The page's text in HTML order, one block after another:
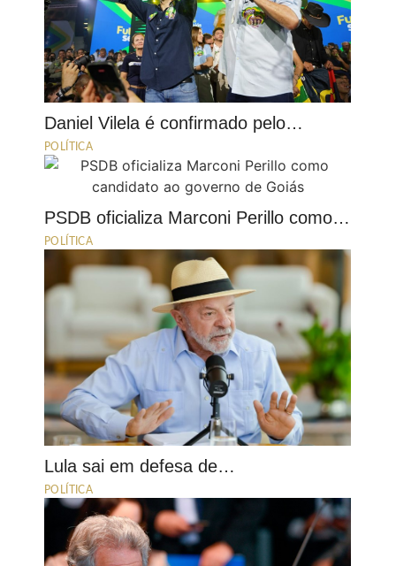
Daniel Vilela é confirmado pelo…
POLÍTICA
PSDB oficializa Marconi Perillo como…
POLÍTICA
Lula sai em defesa de…
POLÍTICA